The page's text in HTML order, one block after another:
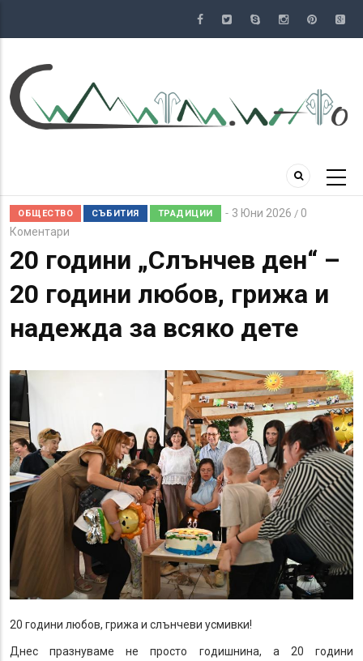
съдържание
ОБЩЕСТВО СЪБИТИЯ ТРАДИЦИИ 3 Юни 2026 / 0
Коментари
20 години „Слънчев ден“ –
20 години любов, грижа и
надежда за всяко дете
20 години любов, грижа и слънчеви усмивки!
Днес празнуваме не просто годишнина, а 20 години